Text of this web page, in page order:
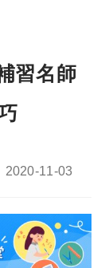
習名師
Post
2020-11-03